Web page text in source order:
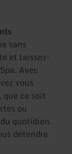
sans
et laissez-
Avec
vous
ce soit
ou
quotidien.
détendre